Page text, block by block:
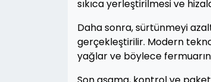
sıkıca yerleştirilmesi ve
Daha sonra, sürtünmeyi
gerçekleştirilir. Modern
yağlar ve böylece